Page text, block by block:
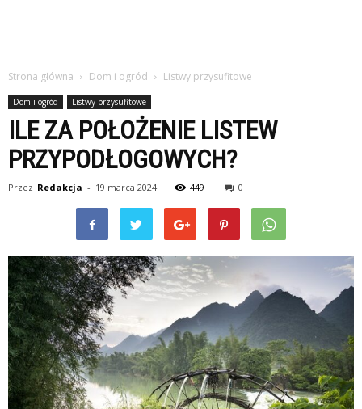
Strona główna Dom i ogród Listwy przysufitowe
Dom i ogród Listwy przysufitowe
ILE ZA POŁOŻENIE LISTEW
PRZYPODŁOGOWYCH?
Przez Redakcja - 19 marca 2024 449 0